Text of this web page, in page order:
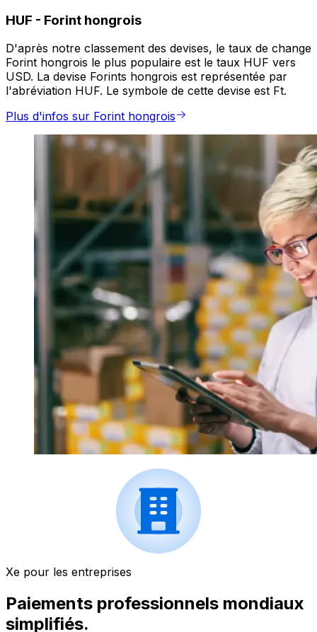
HUF - Forint hongrois
D'après notre classement des devises, le taux de change
Forint hongrois le plus populaire est le taux HUF vers
USD. La devise Forints hongrois est représentée par
l'abréviation HUF. Le symbole de cette devise est Ft.
Plus d'infos sur Forint hongrois
Xe pour les entreprises
Paiements professionnels mondiaux
simplifiés.